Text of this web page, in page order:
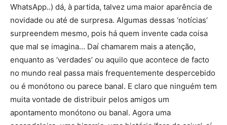
WhatsApp..) dá, à partida, talvez uma maior aparência de
novidade ou até de surpresa. Algumas dessas ‘notícias’
surpreendem mesmo, pois há quem invente cada coisa
que mal se imagina… Daí chamarem mais a atenção,
enquanto as ‘verdades’ ou aquilo que acontece de facto
no mundo real passa mais frequentemente despercebido
ou é monótono ou parece banal. E claro que ninguém tem
muita vontade de distribuir pelos amigos um
apontamento monótono ou banal. Agora uma